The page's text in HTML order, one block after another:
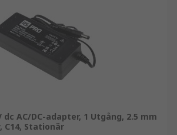
dc AC/DC-adapter, 1 Utgång, 2.5 mm
Stationär